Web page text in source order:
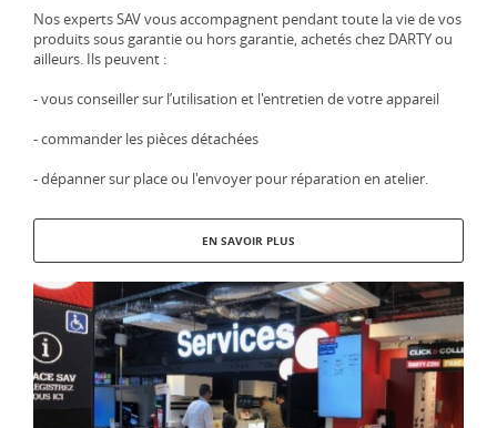
Nos experts SAV vous accompagnent pendant toute la vie de vos
produits sous garantie ou hors garantie, achetés chez DARTY ou
ailleurs. Ils peuvent :
- vous conseiller sur l’utilisation et l'entretien de votre appareil
- commander les pièces détachées
- dépanner sur place ou l'envoyer pour réparation en atelier.
EN SAVOIR PLUS